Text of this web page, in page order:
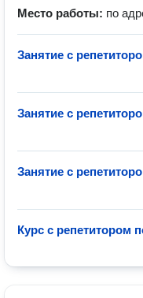
Место работы: по
Занятие с
Занятие с
Занятие с
Курс с репетитором